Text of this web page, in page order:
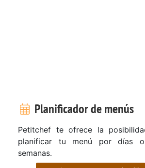
Planificador de menús
Petitchef te ofrece la
planificar tu menú por días
semanas.